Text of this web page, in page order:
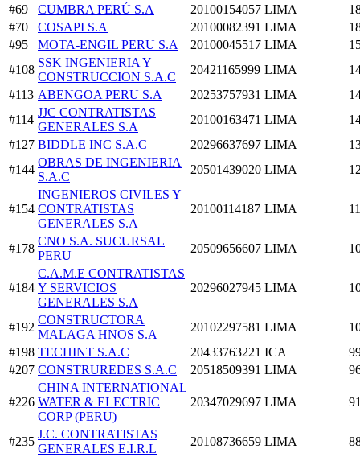
#69
CUMBRA PERÚ S.A 20100154057 LIMA
#70
COSAPI S.A 20100082391 LIMA
#95
MOTA-ENGIL PERU S.A 20100045517 LIMA
#108
SSK INGENIERIA Y
CONSTRUCCION S.A.C
20421165999 LIMA
#113 ABENGOA PERU S.A 20253757931 LIMA
#114
JJC CONTRATISTAS
GENERALES S.A
20100163471 LIMA
#127 BIDDLE INC S.A.C 20296637697 LIMA
#144
OBRAS DE INGENIERIA
S.A.C
20501439020 LIMA
#154
INGENIEROS CIVILES Y
CONTRATISTAS
GENERALES S.A
20100114187 LIMA
#178
CNO S.A. SUCURSAL
PERU
20509656607 LIMA
#184
C.A.M.E CONTRATISTAS
Y SERVICIOS
GENERALES S.A
20296027945 LIMA
#192
CONSTRUCTORA
MALAGA HNOS S.A
20102297581 LIMA
#198 TECHINT S.A.C 20433763221 ICA
#207 CONSTRUREDES S.A.C 20518509391 LIMA
#226
CHINA INTERNATIONAL
WATER & ELECTRIC
CORP (PERU)
20347029697 LIMA
#235
J.C. CONTRATISTAS
GENERALES E.I.R.L
20108736659 LIMA